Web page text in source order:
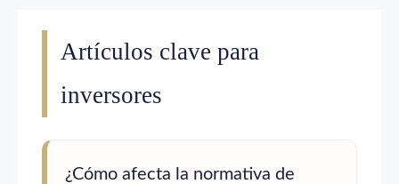
Artículos clave para
inversores
¿Cómo afecta la normativa de